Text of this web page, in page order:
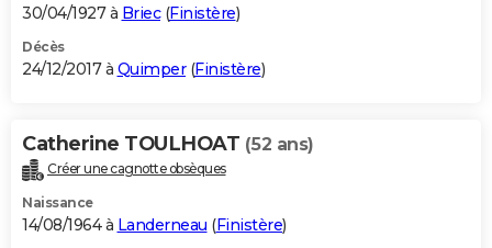
30/04/1927 à Briec(Finistère)
Décès
24/12/2017 à Quimper(Finistère)
Catherine TOULHOAT (52 ans)
Créer une cagnotte obsèques
Naissance
14/08/1964 à Landerneau (Finistère)